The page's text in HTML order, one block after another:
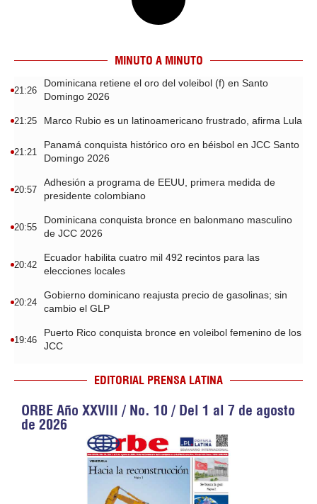
MINUTO A MINUTO
21:26
Dominicana retiene el oro del voleibol (f) en Santo
Domingo 2026
21:25 Marco Rubio es un latinoamericano frustrado, afirma Lula
21:21
Panamá conquista histórico oro en béisbol en JCC Santo
Domingo 2026
20:57
Adhesión a programa de EEUU, primera medida de
presidente colombiano
20:55
Dominicana conquista bronce en balonmano masculino
de JCC 2026
20:42
Ecuador habilita cuatro mil 492 recintos para las
elecciones locales
20:24
Gobierno dominicano reajusta precio de gasolinas; sin
cambio el GLP
19:46
Puerto Rico conquista bronce en voleibol femenino de los
JCC
EDITORIAL PRENSA LATINA
ORBE Año XXVIII / No. 10 / Del 1 al 7 de agosto
de 2026